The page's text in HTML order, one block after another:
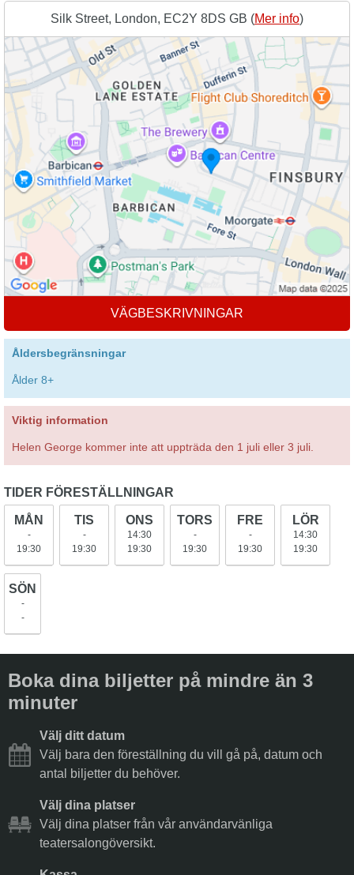
Silk Street, London, EC2Y 8DS GB (Mer info)
VÄGBESKRIVNINGAR
Åldersbegränsningar
Ålder 8+
Viktig information
Helen George kommer inte att uppträda den 1 juli eller 3 juli.
TIDER FÖRESTÄLLNINGAR
MÅN
-
19:30
TIS
-
19:30
ONS
14:30
19:30
TORS
-
19:30
FRE
-
19:30
LÖR
14:30
19:30
SÖN
-
-
Boka dina biljetter på mindre än 3
minuter
Välj ditt datum
Välj bara den föreställning du vill gå på, datum och
antal biljetter du behöver.
Välj dina platser
Välj dina platser från vår användarvänliga
teatersalongöversikt.